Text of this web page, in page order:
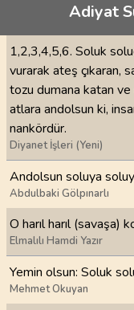
Adiyat
1,2,3,4,5,6. Soluk
vurarak ateş çıkaran,
tozu dumana katan
atlara andolsun ki,
nankördür.
Diyanet İşleri (Yeni)
Andolsun soluya
Abdulbaki Gölpınarlı
O harıl harıl (savaşa)
Elmalılı Hamdi Yazır
Yemin olsun: Soluk
Mehmet Okuyan